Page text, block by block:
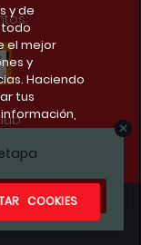
y de
el mejor
y
Haciendo
tus
COOKIES